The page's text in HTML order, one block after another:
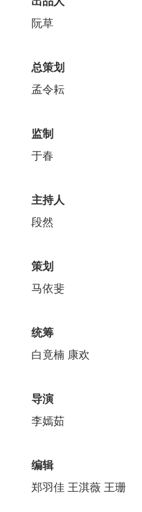
阮草
总策划
孟令耘
监制
于春
主持人
段然
策划
马依斐
统筹
白竟楠 康欢
导演
李嫣茹
编辑
郑羽佳 王淇薇 王珊